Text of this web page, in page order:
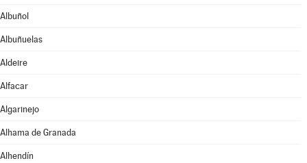
Albuñol
Albuñuelas
Aldeire
Alfacar
Algarinejo
Alhama de Granada
Alhendín